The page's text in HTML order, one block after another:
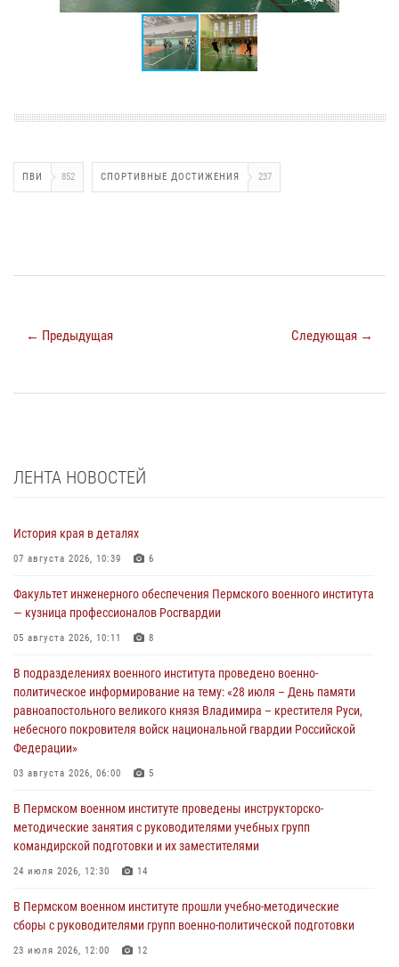
ПВИ 852 СПОРТИВНЫЕ ДОСТИЖЕНИЯ 237
← Предыдущая Следующая →
ЛЕНТА НОВОСТЕЙ
История края в деталях
07 августа 2026, 10:39 6
Факультет инженерного обеспечения Пермского военного института
— кузница профессионалов Росгвардии
05 августа 2026, 10:11 8
В подразделениях военного института проведено военно-
политическое информирование на тему: «28 июля – День памяти
равноапостольного великого князя Владимира – крестителя Руси,
небесного покровителя войск национальной гвардии Российской
Федерации»
03 августа 2026, 06:00 5
В Пермском военном институте проведены инструкторско-
методические занятия с руководителями учебных групп
командирской подготовки и их заместителями
24 июля 2026, 12:30 14
В Пермском военном институте прошли учебно-методические
сборы с руководителями групп военно-политической подготовки
23 июля 2026, 12:00 12